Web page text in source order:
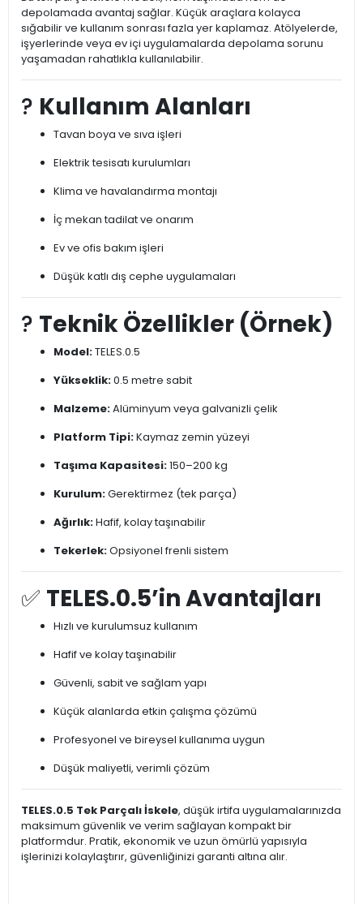
depolamada avantaj sağlar. Küçük araçlara kolayca
sığabilir ve kullanım sonrası fazla yer kaplamaz. Atölyelerde,
işyerlerinde veya ev içi uygulamalarda depolama sorunu
yaşamadan rahatlıkla kullanılabilir.
? Kullanım Alanları
Tavan boya ve sıva işleri
Elektrik tesisatı kurulumları
Klima ve havalandırma montajı
İç mekan tadilat ve onarım
Ev ve ofis bakım işleri
Düşük katlı dış cephe uygulamaları
? Teknik Özellikler (Örnek)
Model:TELES.0.5
Yükseklik:0.5 metre sabit
Malzeme:Alüminyum veya galvanizli çelik
Platform Tipi:Kaymaz zemin yüzeyi
Taşıma Kapasitesi:150–200 kg
Kurulum:Gerektirmez (tek parça)
Ağırlık:Hafif, kolay taşınabilir
Tekerlek:Opsiyonel frenli sistem
✅ TELES.0.5’in Avantajları
Hızlı ve kurulumsuz kullanım
Hafif ve kolay taşınabilir
Güvenli, sabit ve sağlam yapı
Küçük alanlarda etkin çalışma çözümü
Profesyonel ve bireysel kullanıma uygun
Düşük maliyetli, verimli çözüm
TELES.0.5 Tek Parçalı İskele, düşük irtifa uygulamalarınızda
maksimum güvenlik ve verim sağlayan kompakt bir
platformdur. Pratik, ekonomik ve uzun ömürlü yapısıyla
işlerinizi kolaylaştırır, güvenliğinizi garanti altına alır.